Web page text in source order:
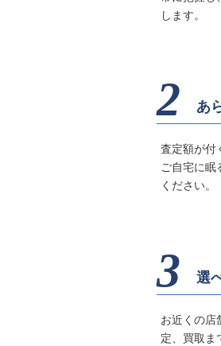
つも『
具 高価
2026年
【買
します。
2 あ
査定額が付
ご自宅に眠
ください。
3 選
お近くの店
定、買取ま